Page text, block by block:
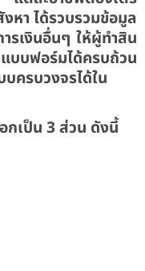
หา ได้รวบรวมข้อมูล
รเงินอื่นๆ ให้ผู้ทำสิน
บบฟอร์มได้ครบถ้วน
ครบวงจรได้ใน
กเป็น 3 ส่วน ดังนี้